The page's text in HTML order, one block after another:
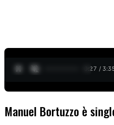
0:28 /
Manuel Bortuzzo è